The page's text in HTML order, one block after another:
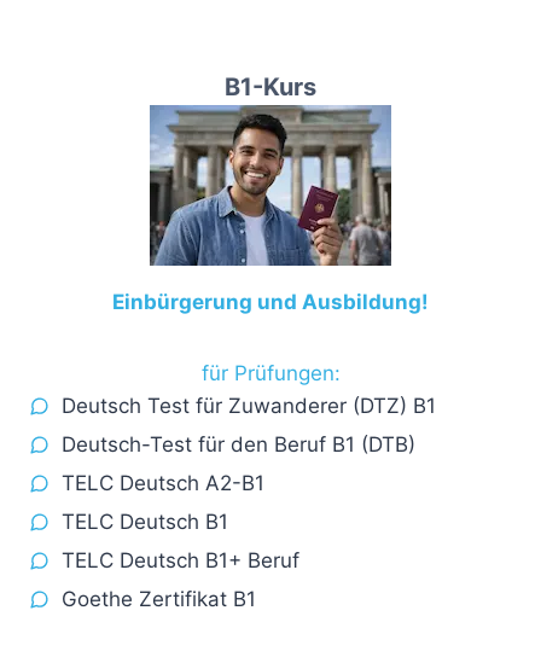
B1-Kurs
Einbürgerung und Ausbildung!
für Prüfungen:
Deutsch Test für Zuwanderer (DTZ) B1
Deutsch-Test für den Beruf B1 (DTB)
TELC Deutsch A2-B1
TELC Deutsch B1
TELC Deutsch B1+ Beruf
Goethe Zertifikat B1